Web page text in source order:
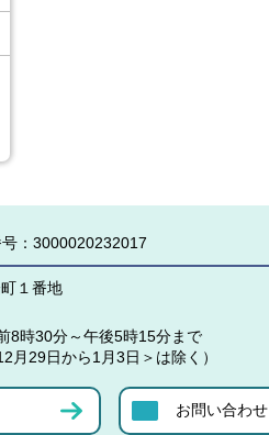
：3000020232017
１番地
8時30分～午後5時15分まで
月29日から1月3日＞は除く）
お問い合わせ